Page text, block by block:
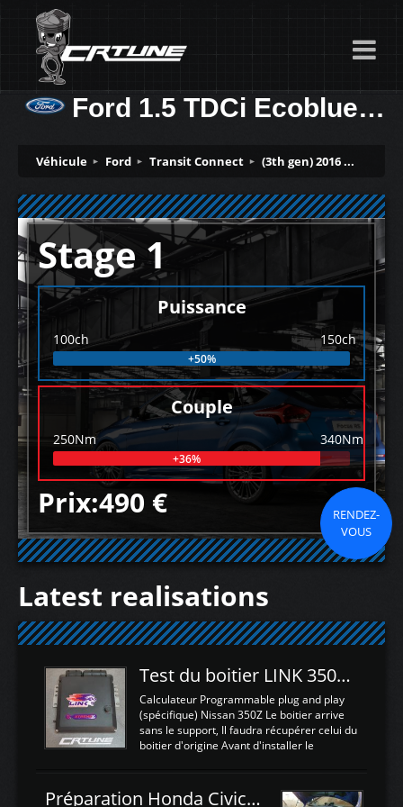
Ford 1.5 TDCi Ecoblue (2019 -> ….. 100ch
Véhicule Ford Transit Connect (3th gen) 2016 ...
Stage 1
Puissance
100ch 150ch
+50%
Couple
250Nm 340Nm
+36%
Prix:490 €
RENDEZ-
VOUS
Latest realisations
Test du boitier LINK 350Z Plugin ECU
Calculateur Programmable plug and play
(spécifique) Nissan 350Z Le boitier arrive
sans le support, Il faudra récupérer celui du
boitier d'origine Avant d'installer le
d'envoyer l'information de la large bande
Préparation Honda Civic Type R FK2